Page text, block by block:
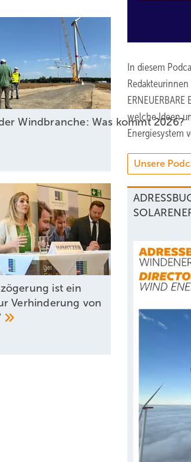
Windbranche: Was kommt 2026?
ist ein
Verhinderung von
In diesem
Redakteurinnen
welche Ideen
Energiesystem
Unsere